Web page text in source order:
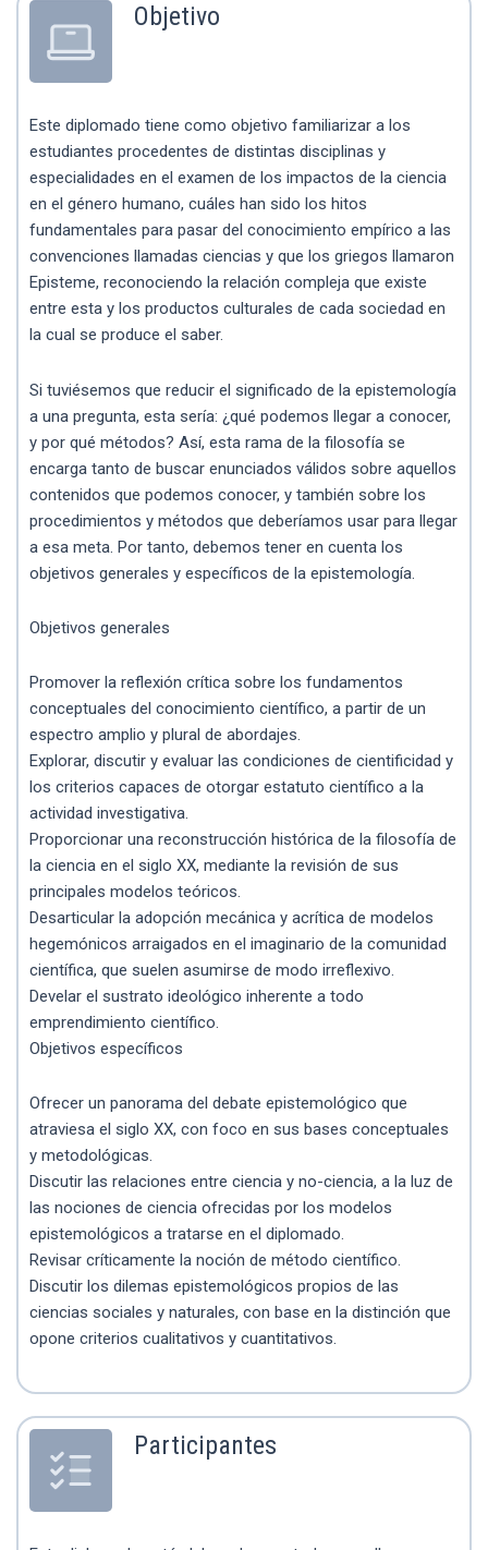
Objetivo
Este diplomado tiene como objetivo familiarizar a los
estudiantes procedentes de distintas disciplinas y
especialidades en el examen de los impactos de la ciencia
en el género humano, cuáles han sido los hitos
fundamentales para pasar del conocimiento empírico a las
convenciones llamadas ciencias y que los griegos llamaron
Episteme, reconociendo la relación compleja que existe
entre esta y los productos culturales de cada sociedad en
la cual se produce el saber.
Si tuviésemos que reducir el significado de la epistemología
a una pregunta, esta sería: ¿qué podemos llegar a conocer,
y por qué métodos? Así, esta rama de la filosofía se
encarga tanto de buscar enunciados válidos sobre aquellos
contenidos que podemos conocer, y también sobre los
procedimientos y métodos que deberíamos usar para llegar
a esa meta. Por tanto, debemos tener en cuenta los
objetivos generales y específicos de la epistemología.
Objetivos generales
Promover la reflexión crítica sobre los fundamentos
conceptuales del conocimiento científico, a partir de un
espectro amplio y plural de abordajes.
Explorar, discutir y evaluar las condiciones de cientificidad y
los criterios capaces de otorgar estatuto científico a la
actividad investigativa.
Proporcionar una reconstrucción histórica de la filosofía de
la ciencia en el siglo XX, mediante la revisión de sus
principales modelos teóricos.
Desarticular la adopción mecánica y acrítica de modelos
hegemónicos arraigados en el imaginario de la comunidad
científica, que suelen asumirse de modo irreflexivo.
Develar el sustrato ideológico inherente a todo
emprendimiento científico.
Objetivos específicos
Ofrecer un panorama del debate epistemológico que
atraviesa el siglo XX, con foco en sus bases conceptuales
y metodológicas.
Discutir las relaciones entre ciencia y no-ciencia, a la luz de
las nociones de ciencia ofrecidas por los modelos
epistemológicos a tratarse en el diplomado.
Revisar críticamente la noción de método científico.
Discutir los dilemas epistemológicos propios de las
ciencias sociales y naturales, con base en la distinción que
opone criterios cualitativos y cuantitativos.
Participantes